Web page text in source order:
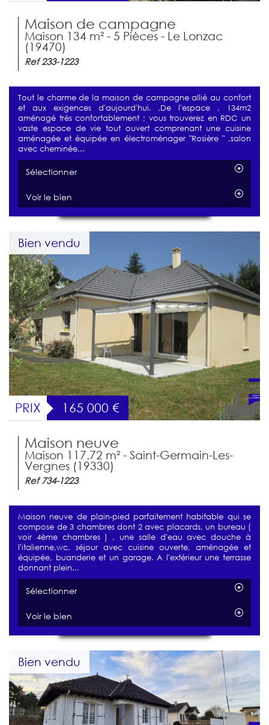
Maison de campagne
Maison 134 m² - 5 Pièces - Le Lonzac
(19470)
Ref 233-1223
Tout le charme de la maison de campagne allié au confort
et aux exigences d'aujourd'hui. ,De l'espace , 134m2
aménagé très confortablement ; vous trouverez en RDC un
vaste espace de vie tout ouvert comprenant une cuisine
aménagée et équipée en électroménager "Rosière " ,salon
avec cheminée...
Sélectionner
Voir le bien
Bien vendu
PRIX 165 000 €
Maison neuve
Maison 117.72 m² - Saint-Germain-Les-
Vergnes (19330)
Ref 734-1223
Maison neuve de plain-pied parfaitement habitable qui se
compose de 3 chambres dont 2 avec placards, un bureau (
voir 4ème chambres ) , une salle d'eau avec douche à
l'italienne,wc, séjour avec cuisine ouverte, aménagée et
équipée, buanderie et un garage. A l'extérieur une terrasse
donnant plein...
Sélectionner
Voir le bien
Bien vendu